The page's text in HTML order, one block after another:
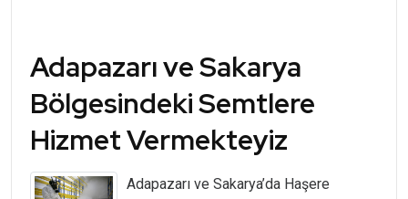
Adapazarı ve Sakarya
Bölgesindeki Semtlere
Hizmet Vermekteyiz
Adapazarı ve Sakarya’da Haşere